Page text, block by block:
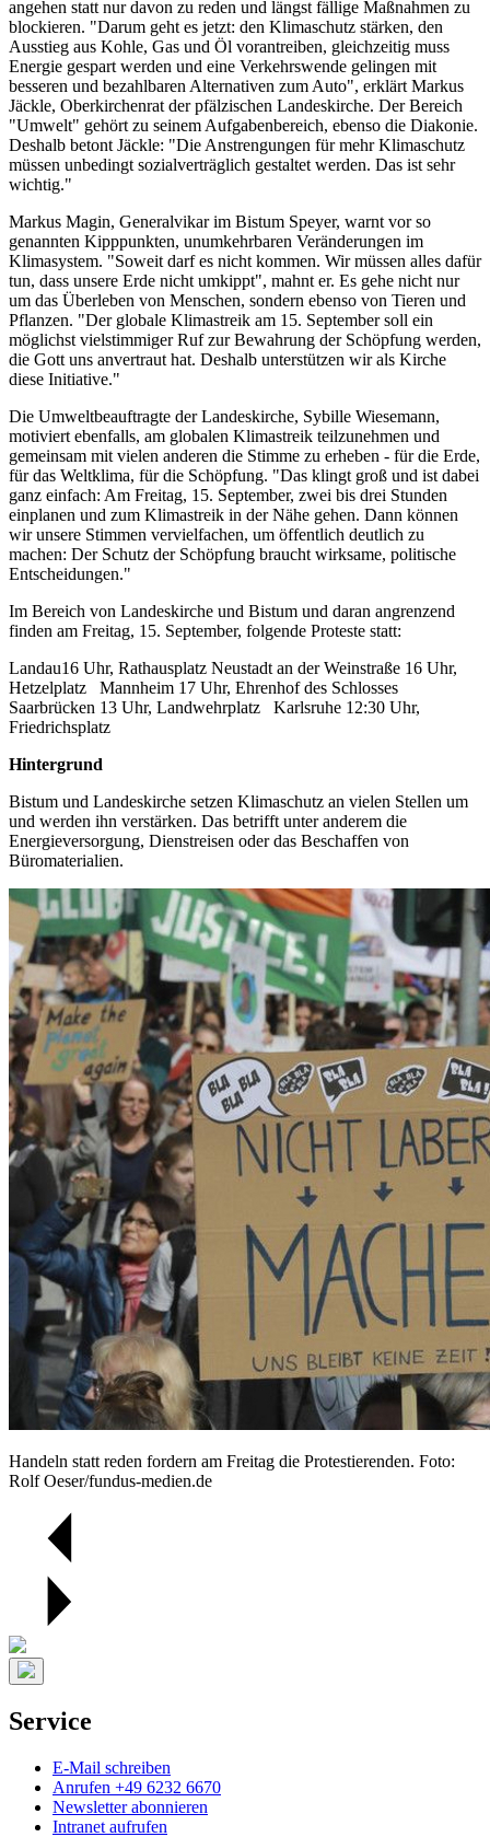
angehen statt nur davon zu reden und längst fällige Maßnahmen zu
blockieren. "Darum geht es jetzt: den Klimaschutz stärken, den
Ausstieg aus Kohle, Gas und Öl vorantreiben, gleichzeitig muss
Energie gespart werden und eine Verkehrswende gelingen mit
besseren und bezahlbaren Alternativen zum Auto", erklärt Markus
Jäckle, Oberkirchenrat der pfälzischen Landeskirche. Der Bereich
"Umwelt" gehört zu seinem Aufgabenbereich, ebenso die Diakonie.
Deshalb betont Jäckle: "Die Anstrengungen für mehr Klimaschutz
müssen unbedingt sozialverträglich gestaltet werden. Das ist sehr
wichtig."
Markus Magin, Generalvikar im Bistum Speyer, warnt vor so
genannten Kipppunkten, unumkehrbaren Veränderungen im
Klimasystem. "Soweit darf es nicht kommen. Wir müssen alles dafür
tun, dass unsere Erde nicht umkippt", mahnt er. Es gehe nicht nur
um das Überleben von Menschen, sondern ebenso von Tieren und
Pflanzen. "Der globale Klimastreik am 15. September soll ein
möglichst vielstimmiger Ruf zur Bewahrung der Schöpfung werden,
die Gott uns anvertraut hat. Deshalb unterstützen wir als Kirche
diese Initiative."
Die Umweltbeauftragte der Landeskirche, Sybille Wiesemann,
motiviert ebenfalls, am globalen Klimastreik teilzunehmen und
gemeinsam mit vielen anderen die Stimme zu erheben - für die Erde,
für das Weltklima, für die Schöpfung. "Das klingt groß und ist dabei
ganz einfach: Am Freitag, 15. September, zwei bis drei Stunden
einplanen und zum Klimastreik in der Nähe gehen. Dann können
wir unsere Stimmen vervielfachen, um öffentlich deutlich zu
machen: Der Schutz der Schöpfung braucht wirksame, politische
Entscheidungen."
Im Bereich von Landeskirche und Bistum und daran angrenzend
finden am Freitag, 15. September, folgende Proteste statt:
Landau16 Uhr, Rathausplatz Neustadt an der Weinstraße 16 Uhr,
Hetzelplatz Mannheim 17 Uhr, Ehrenhof des Schlosses
Saarbrücken 13 Uhr, Landwehrplatz Karlsruhe 12:30 Uhr,
Friedrichsplatz
Hintergrund
Bistum und Landeskirche setzen Klimaschutz an vielen Stellen um
und werden ihn verstärken. Das betrifft unter anderem die
Energieversorgung, Dienstreisen oder das Beschaffen von
Büromaterialien.
Handeln statt reden fordern am Freitag die Protestierenden. Foto:
Rolf Oeser/fundus-medien.de
Service
E-Mail schreiben
Anrufen +49 6232 6670
Newsletter abonnieren
Intranet aufrufen